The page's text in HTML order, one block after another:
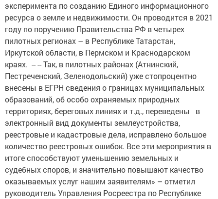
эксперимента по созданию Единого информационного
ресурса о земле и недвижимости. Он проводится в 2021
году по поручению Правительства РФ в четырех
пилотных регионах – в Республике Татарстан,
Иркутской области, в Пермском и Краснодарском
краях. -- -- Так, в пилотных районах (Атнинский,
Пестреченский, Зеленодольский) уже стопроцентно
внесены в ЕГРН сведения о границах муниципальных
образований, об особо охраняемых природных
территориях, береговых линиях и т.д., переведены в
электронный вид документы землеустройства,
реестровые и кадастровые дела, исправлено большое
количество реестровых ошибок. Все эти мероприятия в
итоге способствуют уменьшению земельных и
судебных споров, и значительно повышают качество
оказываемых услуг нашим заявителям» – отметил
руководитель Управления Росреестра по Республике